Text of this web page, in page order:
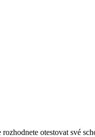
otestovat své